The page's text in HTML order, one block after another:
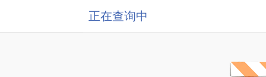
正在查询中